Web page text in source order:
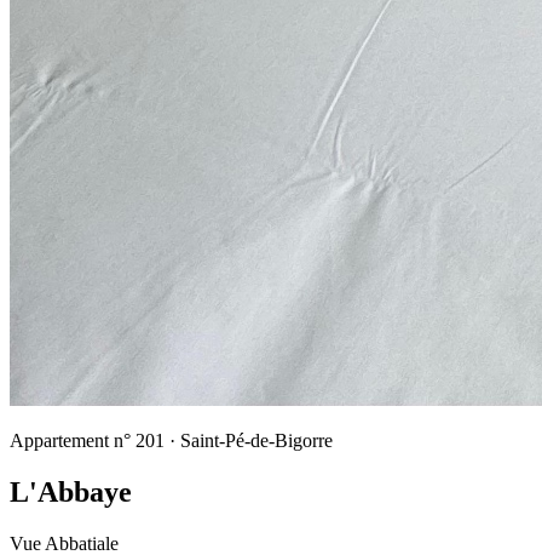
Appartement n° 201 · Saint-Pé-de-Bigorre
L'Abbaye
Vue Abbatiale